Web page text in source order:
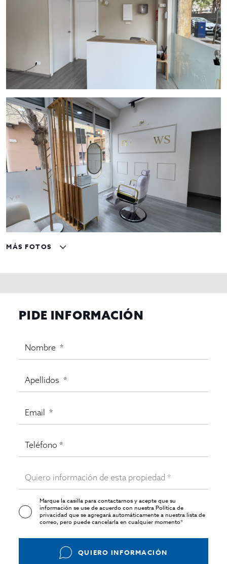
El negocio cuenta con clientela fidelizada y una estructura
pensada para gestión eficiente por parte de un profesional
del sector. Su tamaño compacto y gastos controlados
permiten mantener una actividad rentable en una zona con
demanda constante de servicios de belleza y cuidado
personal.
Precio de traspaso: 36.000 €
Alquiler mensual:950 €
MÁS FOTOS
PIDE INFORMACIÓN
Marque la casilla para contactarnos y acepte que su
información se use de acuerdo con nuestraPolítica de
privacidadque se agregará automáticamente a nuestra lista de
correo, pero puede cancelarla en cualquier momento*
QUIERO INFORMACIÓN